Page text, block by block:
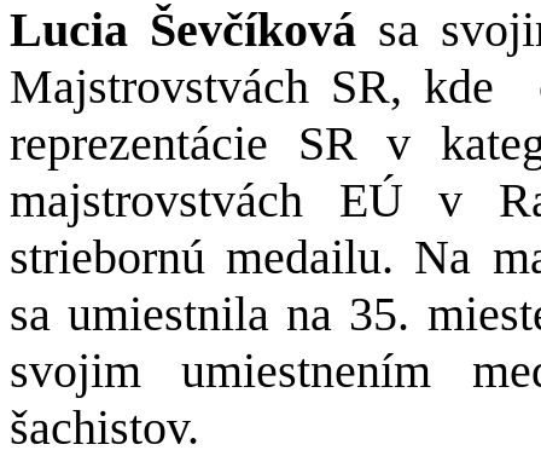
Lucia Ševčíková sa
Majstrovstvách SR, kde
reprezentácie SR v
majstrovstvách EÚ v
striebornú medailu. Na
sa umiestnila na 35.
svojim umiestnením
šachistov.